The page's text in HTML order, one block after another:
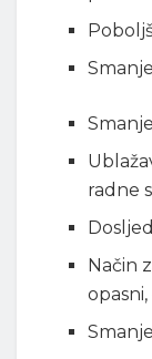
radne
Način